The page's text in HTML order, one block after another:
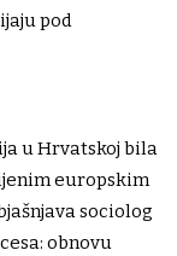
pod
u Hrvatskoj bila
europskim
sociolog
obnovu